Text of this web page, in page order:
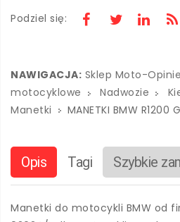
Podziel się:
NAWIGACJA: Sklep Moto-Opinie
motocyklowe
Nadwozie
Manetki
MANETKI BMW R1200
Opis Tagi Szybkie
Manetki do motocykli BMW od